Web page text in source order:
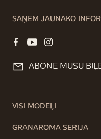
SAŅEM JAUNĀKO
ABONĒ MŪSU
VISI MODEĻI
GRANAROMA SĒRIJA